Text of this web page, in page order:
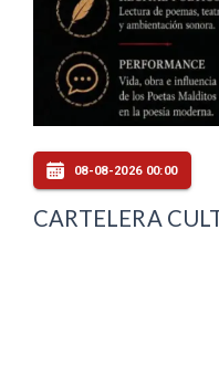
08-08-2026 00:00
CARTELERA